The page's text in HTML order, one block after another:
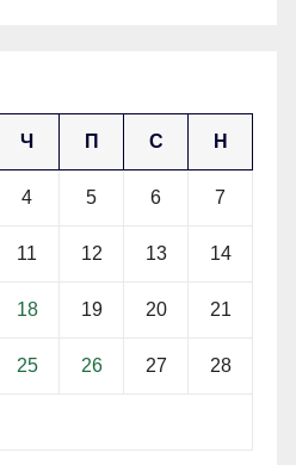
Ч П С Н
4 5 6 7
11 12 13 14
18 19 20 21
25 26 27 28